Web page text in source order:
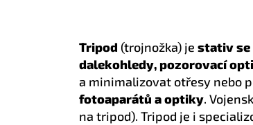
Tripod (trojnožka) je stativ se
dalekohledy, pozorovací
a minimalizovat otřesy nebo
fotoaparátů a optiky.
na tripod). Tripod je i